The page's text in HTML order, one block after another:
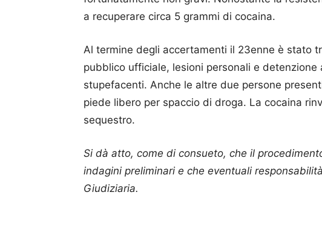
a recuperare circa 5 grammi di cocaina.
Al termine degli accertamenti il 23enne è stato
pubblico ufficiale, lesioni personali e
stupefacenti. Anche le altre due persone
piede libero per spaccio di droga. La cocaina
sequestro.
Si dà atto, come di consueto, che il
indagini preliminari e che eventuali
Giudiziaria.